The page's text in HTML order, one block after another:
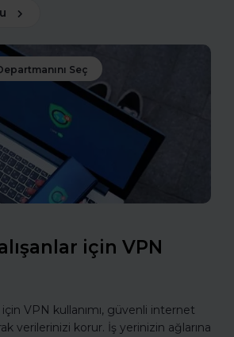
Seç
için VPN
için VPN kullanımı, güvenli internet
verilerinizi korur. İş yerinizin ağlarına